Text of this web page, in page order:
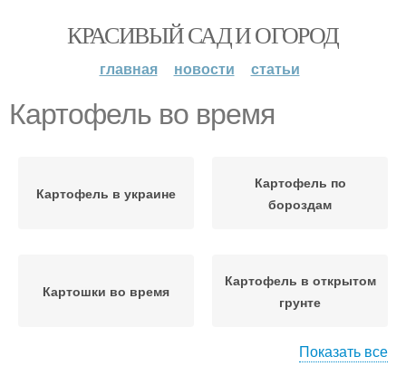
КРАСИВЫЙ САД И ОГОРОД
главная новости статьи
Картофель во время
Картофель в украине
Картофель по
бороздам
Картошки во время
Картофель в открытом
грунте
Показать все